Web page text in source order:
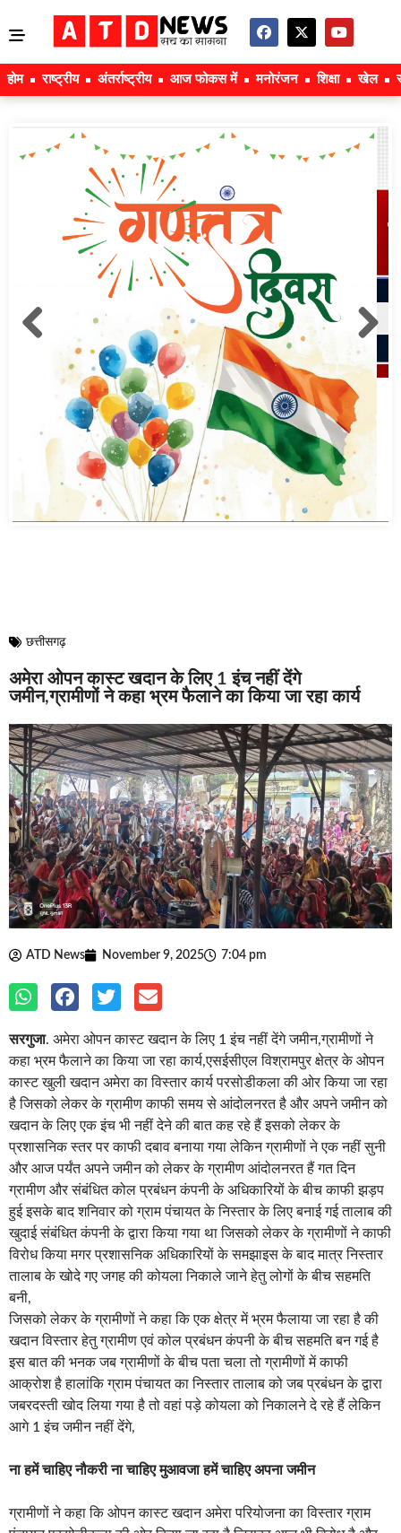
होम राष्ट्रीय अंतर्राष्ट्रीय आज फोकस में मनोरंजन शिक्षा खेल
ATD News November 9, 2025 7:04 pm
सरगुजा. अमेरा ओपन कास्ट खदान के लिए 1 इंच नहीं देंगे जमीन,ग्रामीणों ने
कहा भ्रम फैलाने का किया जा रहा कार्य,एसईसीएल विश्रामपुर क्षेत्र के ओपन
है जिसको लेकर के ग्रामीण काफी समय से आंदोलनरत है और अपने जमीन को
खदान के लिए एक इंच भी नहीं देने की बात कह रहे हैं इसको लेकर के
प्रशासनिक स्तर पर काफी दबाव बनाया गया लेकिन ग्रामीणों ने एक नहीं सुनी
ग्रामीण और संबंधित कोल प्रबंधन कंपनी के अधिकारियों के बीच काफी झड़प
हुई इसके बाद शनिवार को ग्राम पंचायत के निस्तार के लिए बनाई गई तालाब की
खुदाई संबंधित कंपनी के द्वारा किया गया था जिसको लेकर के ग्रामीणों ने काफी
विरोध किया मगर प्रशासनिक अधिकारियों के समझाइस के बाद मात्र निस्तार
तालाब के खोदे गए जगह की कोयला निकाले जाने हेतु लोगों के बीच सहमति
बनी,
जिसको लेकर के ग्रामीणों ने कहा कि एक क्षेत्र में भ्रम फैलाया जा रहा है की
खदान विस्तार हेतु ग्रामीण एवं कोल प्रबंधन कंपनी के बीच सहमति बन गई है
इस बात की भनक जब ग्रामीणों के बीच पता चला तो ग्रामीणों में काफी
आक्रोश है हालांकि ग्राम पंचायत का निस्तार तालाब को जब प्रबंधन के द्वारा
जबरदस्ती खोद लिया गया है तो वहां पड़े कोयला को निकालने दे रहे हैं लेकिन
आगे 1 इंच जमीन नहीं देंगे,
ना हमें चाहिए नौकरी ना चाहिए मुआवजा हमें चाहिए अपना जमीन
ग्रामीणों ने कहा कि ओपन कास्ट खदान अमेरा परियोजना का विस्तार ग्राम
पंचायत परसोडीकला की ओर किया जा रहा है जिसका आज भी विरोध है और
आने वाले समय में भी रहेगाग्रामीणों ने कहा कि खदान विस्तार के लिए ग्राम
पंचायत की ओर 1 इंच जमीन नहीं देंगे ना हमें नौकरी चाहिए ना ही हमें मुआवजा
ग्राम ग्रामीणों ने कहा कि अपनी जमीन बचाए जाने हेतु हमें किसी हद तक गुर्जर